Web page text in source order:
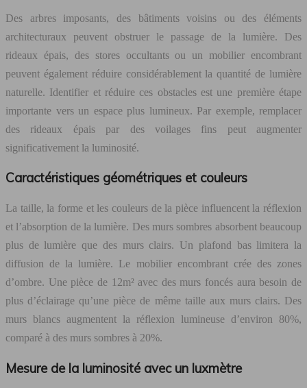
Des arbres imposants, des bâtiments voisins ou des éléments
architecturaux peuvent obstruer le passage de la lumière. Des
rideaux épais, des stores occultants ou un mobilier encombrant
peuvent également réduire considérablement la quantité de lumière
naturelle. Identifier et réduire ces obstacles est une première étape
importante vers un espace plus lumineux. Par exemple, remplacer
des rideaux épais par des voilages fins peut augmenter
significativement la luminosité.
Caractéristiques géométriques et couleurs
La taille, la forme et les couleurs de la pièce influencent la réflexion
et l’absorption de la lumière. Des murs sombres absorbent beaucoup
plus de lumière que des murs clairs. Un plafond bas limitera la
diffusion de la lumière. Le mobilier encombrant crée des zones
d’ombre. Une pièce de 12m² avec des murs foncés aura besoin de
plus d’éclairage qu’une pièce de même taille aux murs clairs. Des
murs blancs augmentent la réflexion lumineuse d’environ 80%,
comparé à des murs sombres à 20%.
Mesure de la luminosité avec un luxmètre